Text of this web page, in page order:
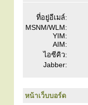
ที่อยู่อีเมล์:
MSNM/WLM:
YIM:
AIM:
ไอซีคิว:
Jabber:
หน้าเว็บบอร์ด